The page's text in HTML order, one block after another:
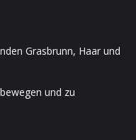
Grasbrunn, Haar und
und zu